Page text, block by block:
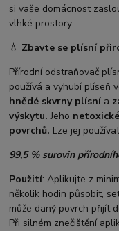
si vaše domácnost
vlhké prostory.
💧 Zbavte se plísní
Přírodní odstraňovač
používá a vyhubí plíseň
hnědé skvrny plísní a
výskytu. Jeho
povrchů. Lze jej
99,5 % surovin
Použití: Aplikujte z
několik hodin působit,
může daný povrch přijít
Při silném znečištění